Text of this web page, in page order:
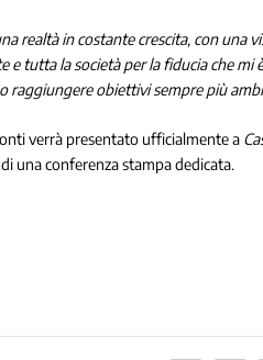
realtà in costante crescita, con una
e tutta la società per la fiducia che
raggiungere obiettivi sempre più
verrà presentato ufficialmente a
una conferenza stampa dedicata.